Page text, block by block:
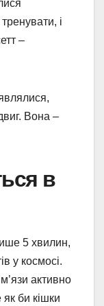
і
–
Вона –
в
5 хвилин,
у космосі.
активно
як би кішки